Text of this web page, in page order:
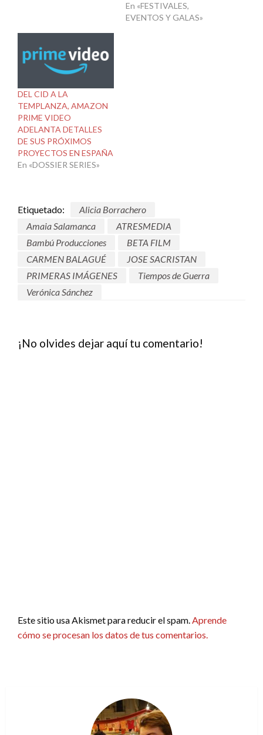
En «FESTIVALES,
EVENTOS Y GALAS»
DEL CID A LA
TEMPLANZA, AMAZON
PRIME VIDEO
ADELANTA DETALLES
DE SUS PRÓXIMOS
PROYECTOS EN ESPAÑA
En «DOSSIER SERIES»
Etiquetado:
Alicia Borrachero
Amaia Salamanca
ATRESMEDIA
Bambú Producciones
BETA FILM
CARMEN BALAGUÉ
JOSE SACRISTAN
PRIMERAS IMÁGENES
Tiempos de Guerra
Verónica Sánchez
¡No olvides dejar aquí tu comentario!
Este sitio usa Akismet para reducir el spam.Aprende
cómo se procesan los datos de tus comentarios.